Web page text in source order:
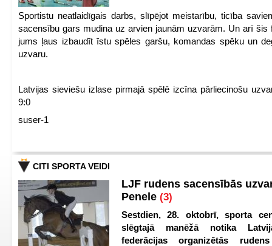
Sportistu neatlaidīgais darbs, slīpējot meistarību, ticība
sacensību gars mudina uz arvien jaunām uzvarām. Un arī šis
jums ļaus izbaudīt īstu spēles garšu, komandas spēku un
uzvaru.
Latvijas sieviešu izlase pirmajā spēlē izcīna pārliecinošu
9:0
suser-1
CITI SPORTA VEIDI
LJF rudens sacensībās
Penele (3)
Sestdien, 28. oktobrī, sporta
slēgtajā manēžā notika
federācijas organizētās